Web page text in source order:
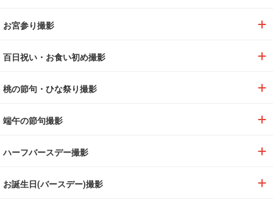
お宮参り撮影
百日祝い・お食い初め撮影
桃の節句・ひな祭り撮影
端午の節句撮影
ハーフバースデー撮影
お誕生日(バースデー)撮影